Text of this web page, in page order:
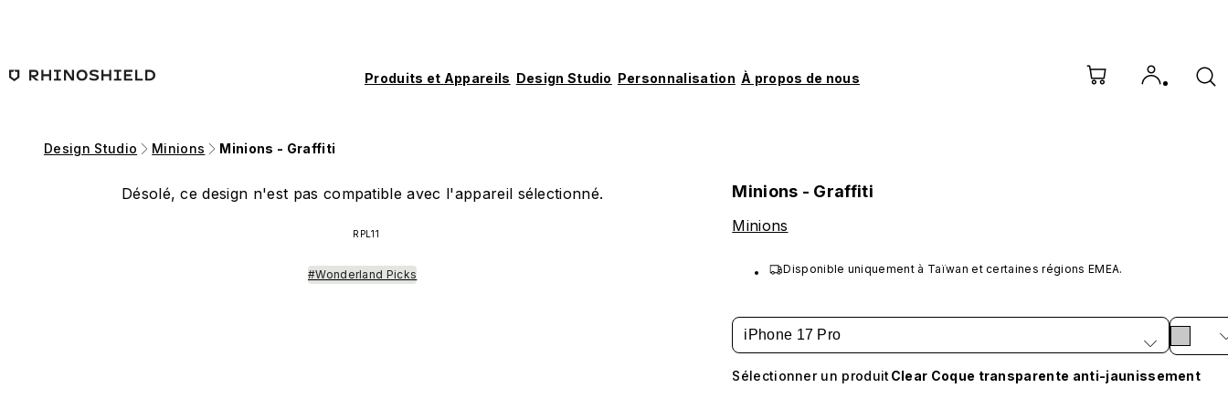
Produits et Appareils Design Studio Personnalisation À propos de nous
Design Studio Minions Minions - Graffiti
Désolé, ce design n'est pas compatible avec l'appareil sélectionné.
RPL11
#Wonderland Picks
Minions - Graffiti
Minions
Disponible uniquement à Taïwan et certaines régions EMEA.
iPhone 17 Pro
Sélectionner un produit Clear Coque transparente anti-jaunissement